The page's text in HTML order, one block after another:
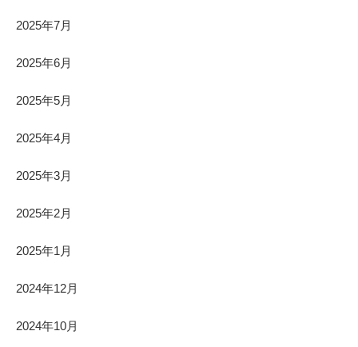
2025年7月
2025年6月
2025年5月
2025年4月
2025年3月
2025年2月
2025年1月
2024年12月
2024年10月